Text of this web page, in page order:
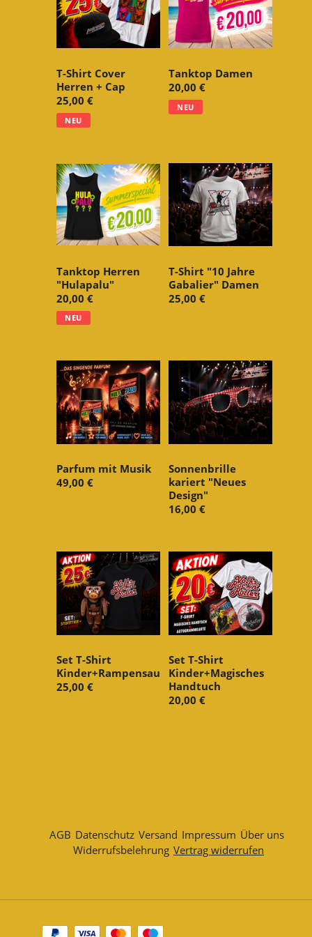
T-Shirt Cover
Herren + Cap
25,00 €
NEU
Tanktop Damen
20,00 €
NEU
Tanktop Herren
"Hulapalu"
20,00 €
NEU
T-Shirt "10 Jahre
Gabalier" Damen
25,00 €
Parfum mit Musik
49,00 €
Sonnenbrille
kariert "Neues
Design"
16,00 €
Set T-Shirt
Kinder+Rampensau
25,00 €
Set T-Shirt
Kinder+Magisches
Handtuch
20,00 €
AGB Datenschutz Versand Impressum Über uns
Widerrufsbelehrung Vertrag widerrufen
Zahlungsarten